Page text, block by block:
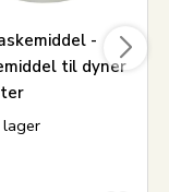
-
til dyner
lager